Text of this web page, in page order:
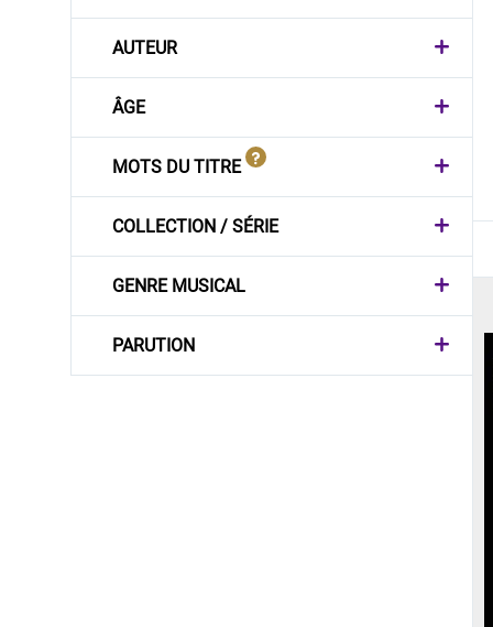
AUTEUR
ÂGE
MOTS DU TITRE
COLLECTION / SÉRIE
GENRE MUSICAL
PARUTION